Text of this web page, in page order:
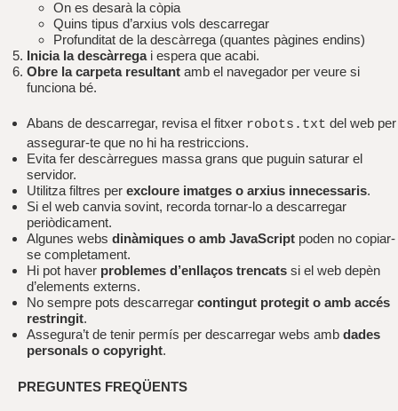
On es desarà la còpia
Quins tipus d’arxius vols descarregar
Profunditat de la descàrrega (quantes pàgines endins)
Inicia la descàrregai espera que acabi.
Obre la carpeta resultant amb el navegador per veure si
funciona bé.
Abans de descarregar, revisa el fitxer robots.txt del web per
assegurar-te que no hi ha restriccions.
Evita fer descàrregues massa grans que puguin saturar el
servidor.
Utilitza filtres per excloure imatges o arxius innecessaris.
Si el web canvia sovint, recorda tornar-lo a descarregar
periòdicament.
Algunes webs dinàmiques o amb JavaScript poden no copiar-
se completament.
Hi pot haver problemes d’enllaços trencats si el web depèn
d’elements externs.
No sempre pots descarregar contingut protegit o amb accés
restringit.
Assegura’t de tenir permís per descarregar webs amb dades
personals o copyright.
PREGUNTES FREQÜENTS